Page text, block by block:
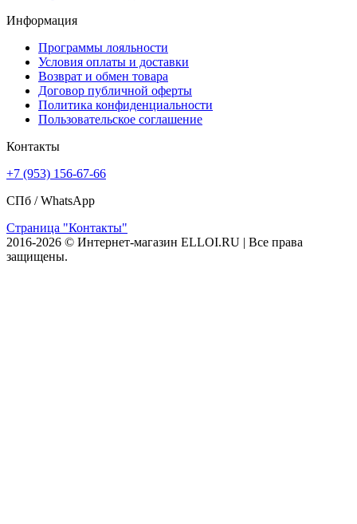
Информация
Программы лояльности
Условия оплаты и доставки
Возврат и обмен товара
Договор публичной оферты
Политика конфиденциальности
Пользовательское соглашение
Контакты
+7 (953) 156-67-66
СПб /WhatsApp
Страница "Контакты"
2016-2026 © Интернет-магазин ELLOI.RU | Все права
защищены.